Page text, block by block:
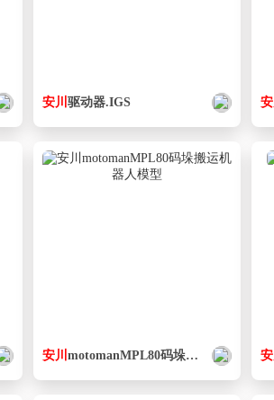
安川 驱动器.IGS 安
安川 motomanMPL80码垛搬运 机器人 模型
安